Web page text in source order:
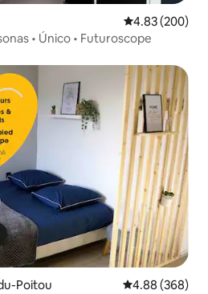
Calificación
4.83 (200)
PacMan Studio • 1/4 personas • Único • Futuroscope
Poitou Calificación
4.88 (368)